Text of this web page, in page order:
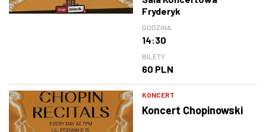
Fryderyk
GODZINA
14:30
BILETY
60 PLN
KONCERT
Koncert Chopinowski